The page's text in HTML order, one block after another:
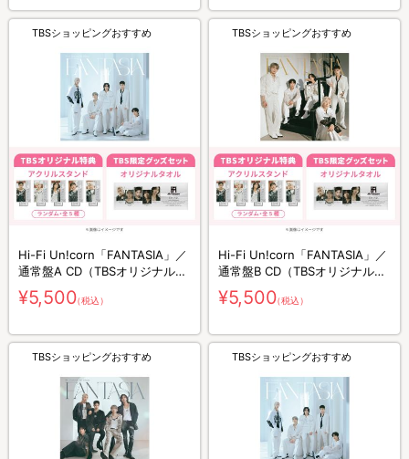
TBSショッピングおすすめ
Hi-Fi Un!corn「FANTASIA」／
通常盤A CD（TBSオリジナル特
典付き）＋グッズセット
¥5,500（税込）
TBSショッピングおすすめ
Hi-Fi Un!corn「FANTASIA」／
通常盤B CD（TBSオリジナル特
典付き）＋グッズセット
¥5,500（税込）
TBSショッピングおすすめ TBSショッピングおすすめ